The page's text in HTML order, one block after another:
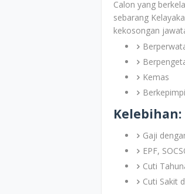
Calon yang
sebarang
kekosongan
Kemas
Kelebihan:
Gaji
EPF,
Cuti
Cuti Sakit